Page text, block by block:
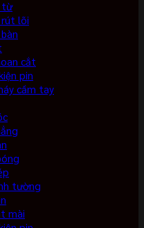
từ
rút lõi
cắt
pin
cầm tay
tường
mài